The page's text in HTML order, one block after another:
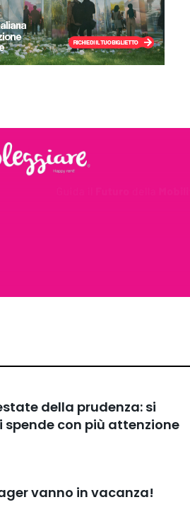
della prudenza: si
con più attenzione
vanno in vacanza!